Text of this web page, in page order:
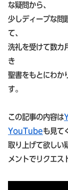
な疑問から、
少しディープな問
て、
洗礼を受けて数カ
き
聖書をもとにわか
す。
この記事の内容は
YouTubeも見て
取り上げて欲しい
メントでリクエス